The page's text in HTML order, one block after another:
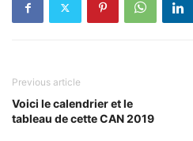
Previous article
Voici le calendrier et le
tableau de cette CAN 2019